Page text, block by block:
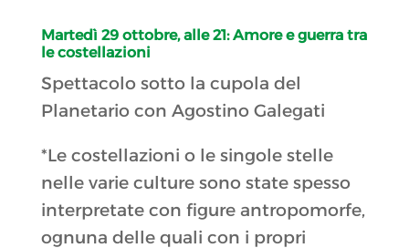
Martedì 29 ottobre, alle 21:Amore e guerra tra
le costellazioni
Spettacolo sotto la cupola del
Planetario con Agostino Galegati
*Le costellazioni o le singole stelle
nelle varie culture sono state spesso
interpretate con figure antropomorfe,
ognuna delle quali con i propri